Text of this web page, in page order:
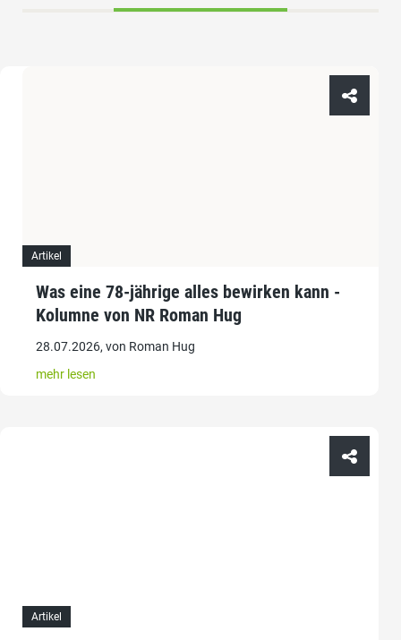
Artikel
Was eine 78-jährige alles bewirken kann -
Kolumne von NR Roman Hug
28.07.2026, von Roman Hug
mehr lesen
Artikel